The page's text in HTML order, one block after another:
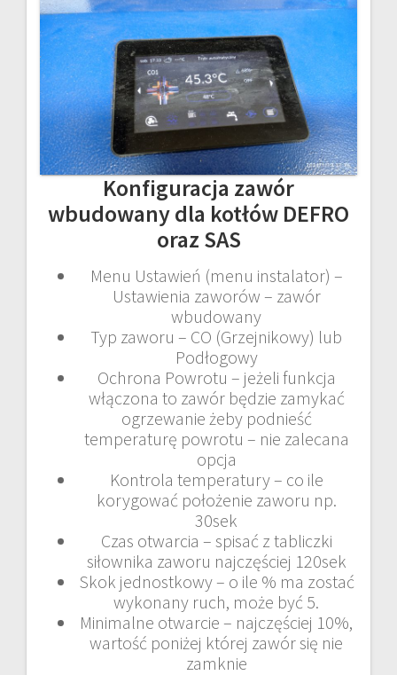
Konfiguracja zawór
wbudowany dla kotłów DEFRO
oraz SAS
Menu Ustawień (menu instalator) –
Ustawienia zaworów – zawór
wbudowany
Typ zaworu – CO (Grzejnikowy) lub
Podłogowy
Ochrona Powrotu – jeżeli funkcja
włączona to zawór będzie zamykać
ogrzewanie żeby podnieść
temperaturę powrotu – nie zalecana
opcja
Kontrola temperatury – co ile
korygować położenie zaworu np.
30sek
Czas otwarcia – spisać z tabliczki
siłownika zaworu najczęściej 120sek
Skok jednostkowy – o ile % ma zostać
wykonany ruch, może być 5.
Minimalne otwarcie – najczęściej 10%,
wartość poniżej której zawór się nie
zamknie